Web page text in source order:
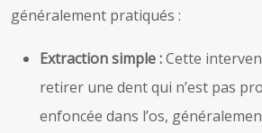
généralement pratiqués :
Extraction simple :Cette
retirer une dent qui n’est pas
enfoncée dans l’os,